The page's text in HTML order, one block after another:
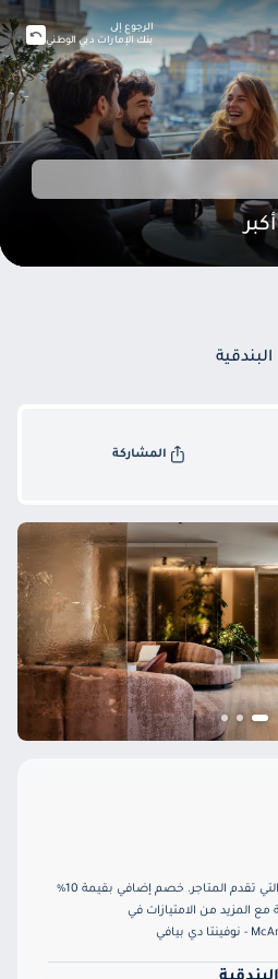
الرجوع إلى
بنك الإمارات دبي الوطني
المشاركة
خصم بقيمة 10% على الأسعار التي تقدم المتاجر. خصم إضافي بقيمة 10%
مع المزيد من الامتيازات في